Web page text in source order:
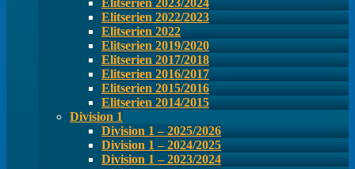
Elitserien 2022/2023
Elitserien 2022
Elitserien 2019/2020
Elitserien 2017/2018
Elitserien 2016/2017
Elitserien 2015/2016
Elitserien 2014/2015
Division 1
Division 1 – 2025/2026
Division 1 – 2024/2025
Division 1 – 2023/2024